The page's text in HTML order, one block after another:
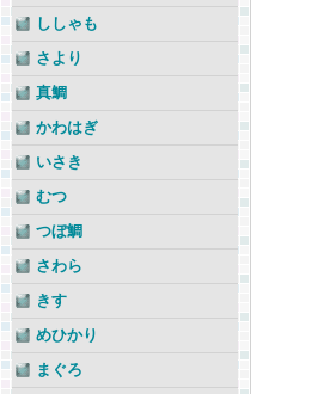
ししゃも
さより
真鯛
かわはぎ
いさき
むつ
つぼ鯛
さわら
きす
めひかり
まぐろ